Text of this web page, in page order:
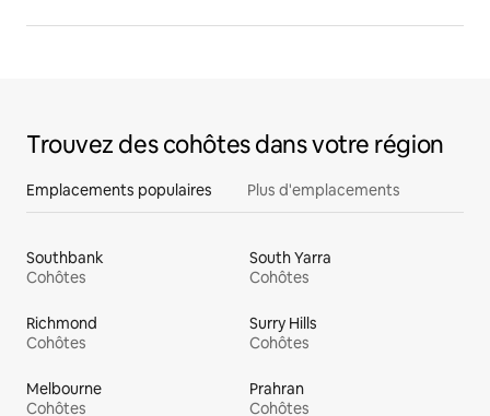
Trouvez des cohôtes dans votre région
Emplacements populaires Plus d'emplacements
Southbank
Cohôtes
South Yarra
Cohôtes
Richmond
Cohôtes
Surry Hills
Cohôtes
Melbourne
Cohôtes
Prahran
Cohôtes